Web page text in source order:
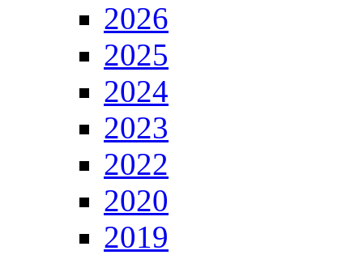
2026
2025
2024
2023
2022
2020
2019